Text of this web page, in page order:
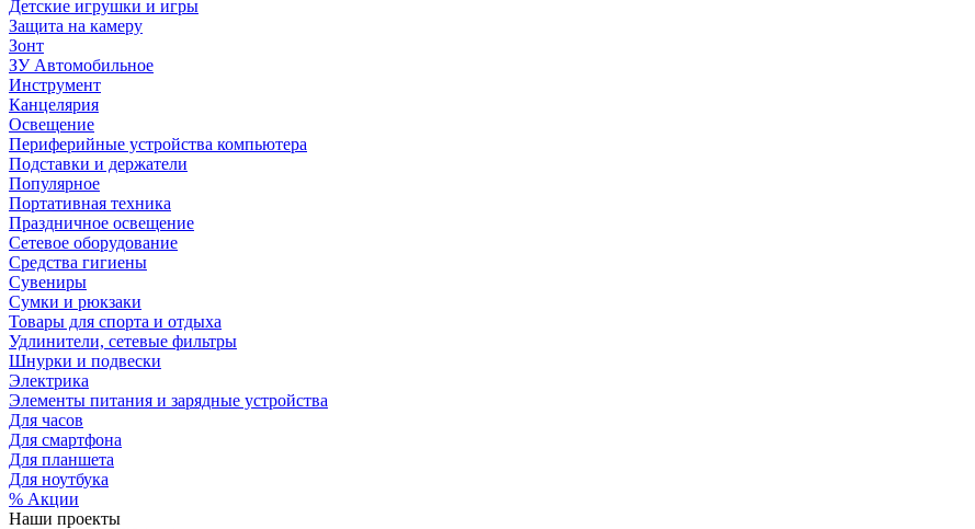
Детские игрушки и игры
Защита на камеру
Зонт
ЗУ Автомобильное
Инструмент
Канцелярия
Освещение
Периферийные устройства компьютера
Подставки и держатели
Популярное
Портативная техника
Праздничное освещение
Сетевое оборудование
Средства гигиены
Сувениры
Сумки и рюкзаки
Товары для спорта и отдыха
Удлинители, сетевые фильтры
Шнурки и подвески
Электрика
Элементы питания и зарядные устройства
Для часов
Для смартфона
Для планшета
Для ноутбука
% Акции
Наши проекты